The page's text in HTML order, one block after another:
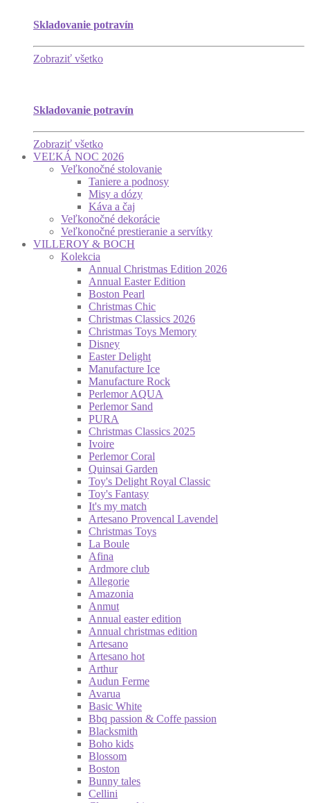
Skladovanie potravín
Zobraziť všetko
Skladovanie potravín
Zobraziť všetko
VEĽKÁ NOC 2026
Veľkonočné stolovanie
Taniere a podnosy
Misy a dózy
Káva a čaj
Veľkonočné dekorácie
Veľkonočné prestieranie a servítky
VILLEROY & BOCH
Kolekcia
Annual Christmas Edition 2026
Annual Easter Edition
Boston Pearl
Christmas Chic
Christmas Classics 2026
Christmas Toys Memory
Disney
Easter Delight
Manufacture Ice
Manufacture Rock
Perlemor AQUA
Perlemor Sand
PURA
Christmas Classics 2025
Ivoire
Perlemor Coral
Quinsai Garden
Toy's Delight Royal Classic
Toy's Fantasy
It's my match
Artesano Provencal Lavendel
Christmas Toys
La Boule
Afina
Ardmore club
Allegorie
Amazonia
Anmut
Annual easter edition
Annual christmas edition
Artesano
Artesano hot
Arthur
Audun Ferme
Avarua
Basic White
Bbq passion & Coffe passion
Blacksmith
Boho kids
Blossom
Boston
Bunny tales
Cellini